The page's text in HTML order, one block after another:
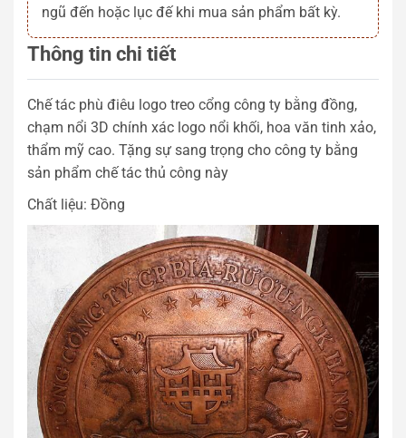
ngũ đến hoặc lục đế khi mua sản phẩm bất kỳ.
Thông tin chi tiết
Chế tác phù điêu logo treo cổng công ty bằng đồng,
chạm nổi 3D chính xác logo nổi khối, hoa văn tinh xảo,
thẩm mỹ cao. Tặng sự sang trọng cho công ty bằng
sản phẩm chế tác thủ công này
Chất liệu: Đồng